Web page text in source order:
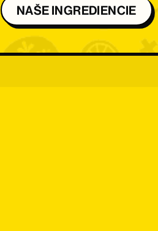
NAŠE INGREDIENCIE